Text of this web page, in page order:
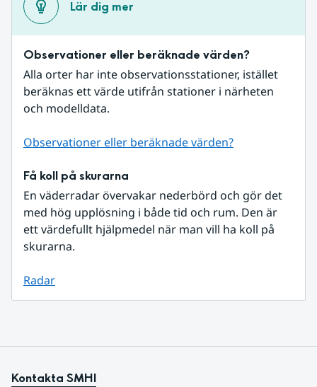
Lär dig mer
Observationer eller beräknade värden?
Alla orter har inte observationsstationer, istället
beräknas ett värde utifrån stationer i närheten
och modelldata.
Observationer eller beräknade värden?
Få koll på skurarna
En väderradar övervakar nederbörd och gör det
med hög upplösning i både tid och rum. Den är
ett värdefullt hjälpmedel när man vill ha koll på
skurarna.
Radar
Kontakta SMHI